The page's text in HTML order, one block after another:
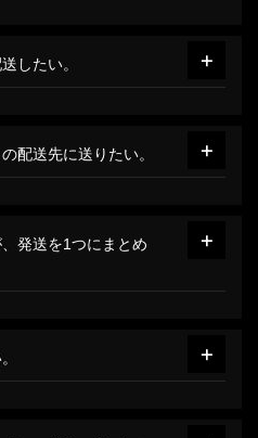
したい。
配送先に送りたい。
発送を1つにまとめ